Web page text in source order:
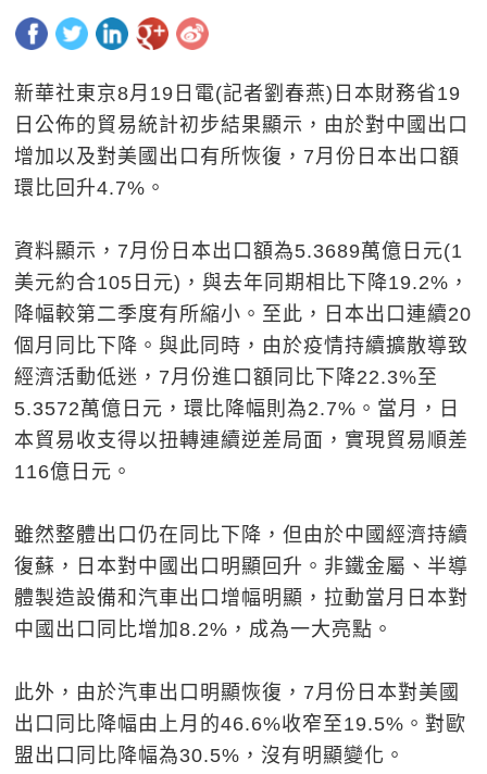
新華社東京8月19日電(記者劉春燕)日本財務省19
日公佈的貿易統計初步結果顯示，由於對中國出口
增加以及對美國出口有所恢復，7月份日本出口額
環比回升4.7%。
資料顯示，7月份日本出口額為5.3689萬億日元(1
美元約合105日元)，與去年同期相比下降19.2%，
降幅較第二季度有所縮小。至此，日本出口連續20
個月同比下降。與此同時，由於疫情持續擴散導致
經濟活動低迷，7月份進口額同比下降22.3%至
5.3572萬億日元，環比降幅則為2.7%。當月，日
本貿易收支得以扭轉連續逆差局面，實現貿易順差
116億日元。
雖然整體出口仍在同比下降，但由於中國經濟持續
復蘇，日本對中國出口明顯回升。非鐵金屬、半導
體製造設備和汽車出口增幅明顯，拉動當月日本對
中國出口同比增加8.2%，成為一大亮點。
此外，由於汽車出口明顯恢復，7月份日本對美國
出口同比降幅由上月的46.6%收窄至19.5%。對歐
盟出口同比降幅為30.5%，沒有明顯變化。